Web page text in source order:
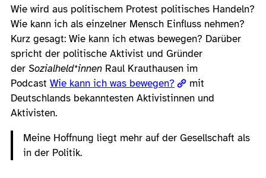
Wie wird aus politischem Protest politisches Handeln?
Wie kann ich als einzelner Mensch Einfluss nehmen?
Kurz gesagt: Wie kann ich etwas bewegen? Darüber
spricht der politische Aktivist und Gründer
der Sozialheld*innen Raul Krauthausen im
Podcast Wie kann ich was bewegen?
mit
Deutschlands bekanntesten Aktivistinnen und
Aktivisten.
Meine Hoffnung liegt mehr auf der Gesellschaft als
in der Politik.